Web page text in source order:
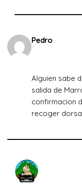
Pedro
Alguien sabe
salida de
confirmacion
recoger